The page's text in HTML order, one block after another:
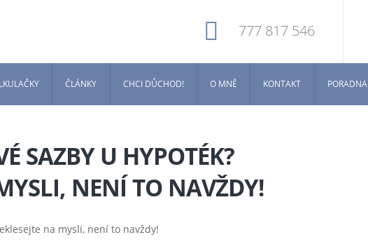
777 817 546
ČLÁNKY CHCI DŮCHOD! O MNĚ KONTAKT PORADNA
SAZBY U HYPOTÉK?
NENÍ TO NAVŽDY!